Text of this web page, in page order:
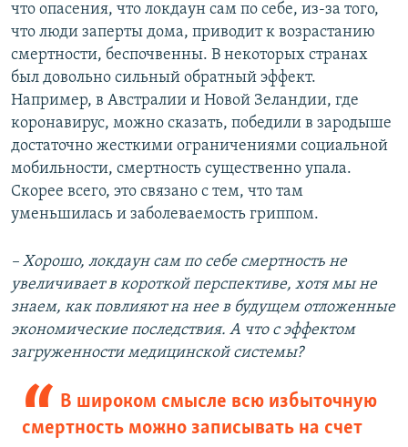
что опасения, что локдаун сам по себе, из-за того,
что люди заперты дома, приводит к возрастанию
смертности, беспочвенны. В некоторых странах
был довольно сильный обратный эффект.
Например, в Австралии и Новой Зеландии, где
коронавирус, можно сказать, победили в зародыше
достаточно жесткими ограничениями социальной
мобильности, смертность существенно упала.
Скорее всего, это связано с тем, что там
уменьшилась и заболеваемость гриппом.
– Хорошо, локдаун сам по себе смертность не
увеличивает в короткой перспективе, хотя мы не
знаем, как повлияют на нее в будущем отложенные
экономические последствия. А что с эффектом
загруженности медицинской системы?
В широком смысле всю избыточную
смертность можно записывать на счет